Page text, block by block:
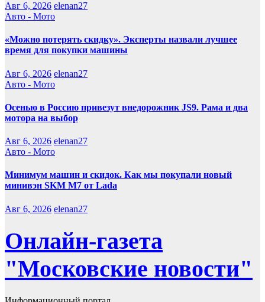
Авг 6, 2026 elenan27
Авто - Мото
«Можно потерять скидку». Эксперты назвали лучшее
время для покупки машины
Авг 6, 2026 elenan27
Авто - Мото
Осенью в Россию привезут внедорожник JS9. Рама и два
мотора на выбор
Авг 6, 2026 elenan27
Авто - Мото
Минимум машин и скидок. Как мы покупали новый
минивэн SKM M7 от Lada
Авг 6, 2026 elenan27
Онлайн-газета
"Московские новости"